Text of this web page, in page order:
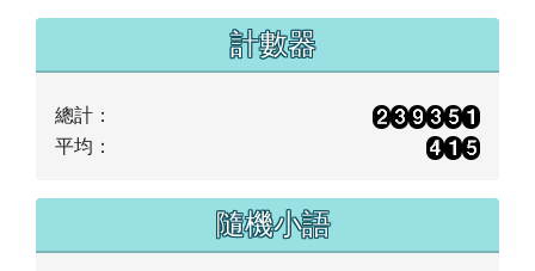
計數器
總計：
平均：
隨機小語